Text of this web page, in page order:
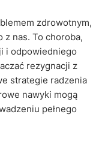
zdrowotnym,
z nas. To choroba,
i odpowiedniego
rezygnacji z
strategie radzenia
nawyki mogą
pełnego